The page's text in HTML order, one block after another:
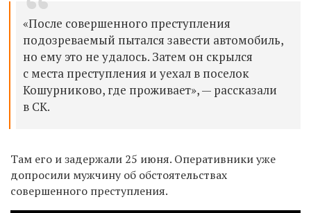
«После совершенного преступления
подозреваемый пытался завести автомобиль,
но ему это не удалось. Затем он скрылся
с места преступления и уехал в поселок
Кошурниково, где проживает», — рассказали
в СК.
Там его и задержали 25 июня. Оперативники уже
допросили мужчину об обстоятельствах
совершенного преступления.